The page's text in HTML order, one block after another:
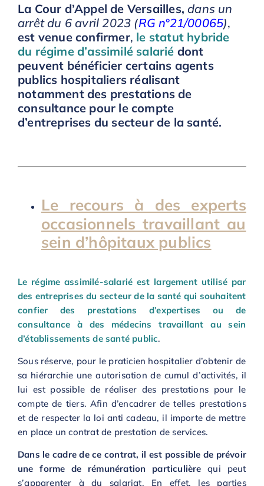
La Cour d’Appel de Versailles, dans un
arrêt du 6 avril 2023 (RG n°21/00065),
est venue confirmer, le statut hybride
du régime d’assimilé salarié dont
peuvent bénéficier certains agents
publics hospitaliers réalisant
notamment des prestations de
consultance pour le compte
d’entreprises du secteur de la santé.
Le recours à des experts
occasionnels travaillant au
sein d’hôpitaux publics
Le régime assimilé-salarié est largement utilisé par
des entreprises du secteur de la santé qui souhaitent
confier des prestations d’expertises ou de
consultance à des médecins travaillant au sein
d’établissements de santé public.
Sous réserve, pour le praticien hospitalier d’obtenir de
sa hiérarchie une autorisation de cumul d’activités, il
lui est possible de réaliser des prestations pour le
compte de tiers. Afin d’encadrer de telles prestations
et de respecter la loi anti cadeau, il importe de mettre
en place un contrat de prestation de services.
Dans le cadre de ce contrat, il est possible de prévoir
une forme de rémunération particulière qui peut
s’apparenter à du salariat. En effet, les parties